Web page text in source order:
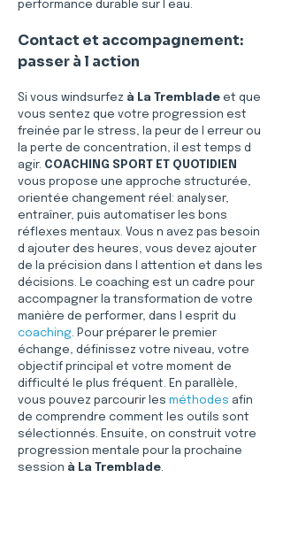
performance durable sur l eau.
Contact et accompagnement:
passer à l action
Si vous windsurfez à La Tremblade et que
vous sentez que votre progression est
freinée par le stress, la peur de l erreur ou
la perte de concentration, il est temps d
agir. COACHING SPORT ET QUOTIDIEN
vous propose une approche structurée,
orientée changement réel: analyser,
entraîner, puis automatiser les bons
réflexes mentaux. Vous n avez pas besoin
d ajouter des heures, vous devez ajouter
de la précision dans l attention et dans les
décisions. Le coaching est un cadre pour
accompagner la transformation de votre
manière de performer, dans l esprit du
coaching. Pour préparer le premier
échange, définissez votre niveau, votre
objectif principal et votre moment de
difficulté le plus fréquent. En parallèle,
vous pouvez parcourir les méthodes afin
de comprendre comment les outils sont
sélectionnés. Ensuite, on construit votre
progression mentale pour la prochaine
session à La Tremblade.